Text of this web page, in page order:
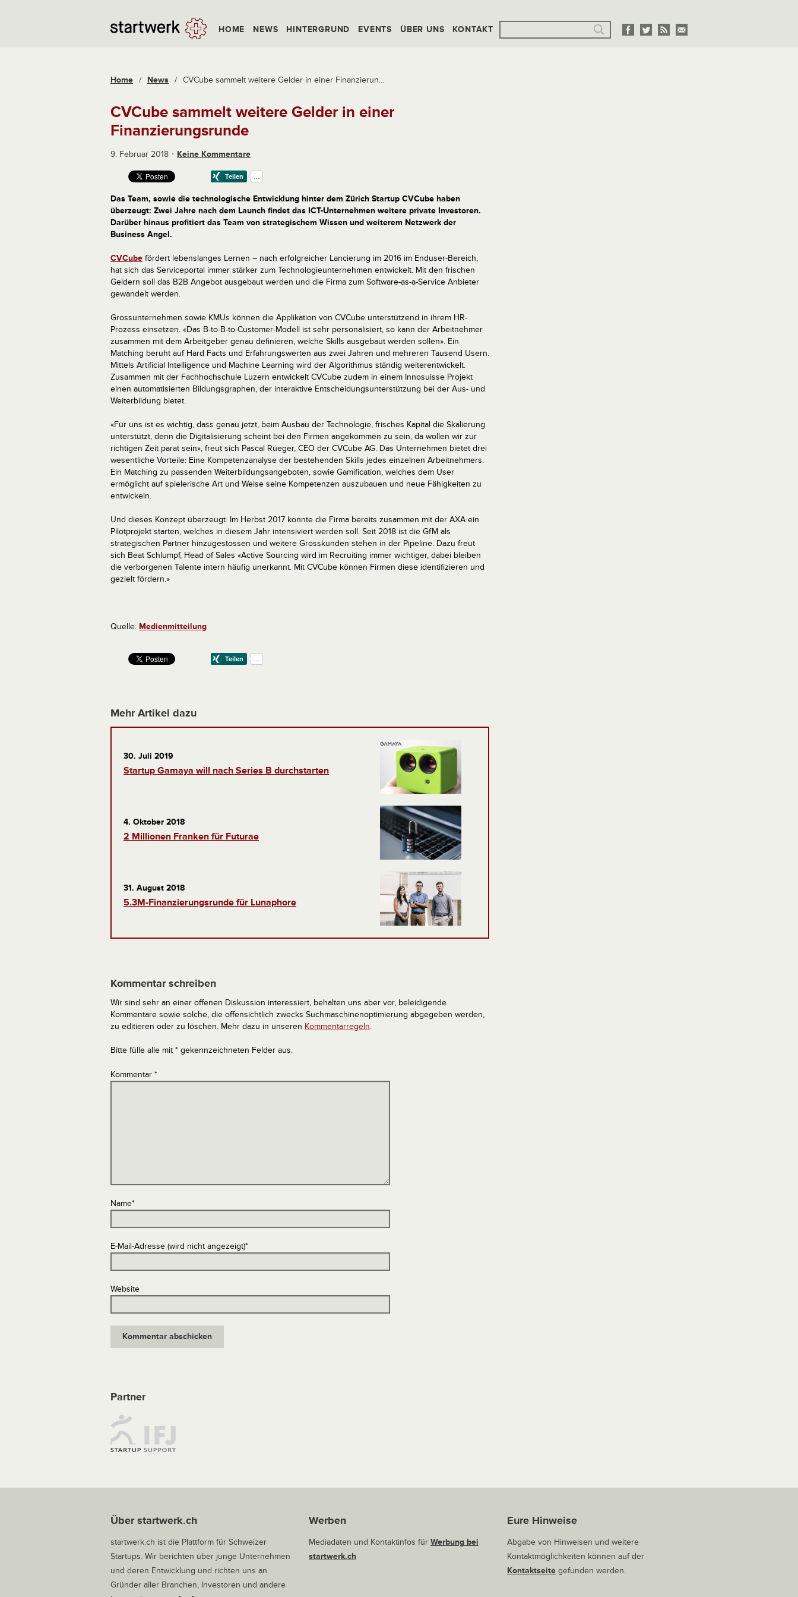
HOME NEWS HINTERGRUND EVENTS ÜBER UNS KONTAKT
Home / News / CVCube sammelt weitere Gelder in einer Finanzierun...
CVCube sammelt weitere Gelder in einer
Finanzierungsrunde
9. Februar 2018 Keine Kommentare
Das Team, sowie die technologische Entwicklung hinter dem Zürich Startup CVCube haben
überzeugt: Zwei Jahre nach dem Launch findet das ICT-Unternehmen weitere private Investoren.
Darüber hinaus profitiert das Team von strategischem Wissen und weiterem Netzwerk der
Business Angel.
CVCube fördert lebenslanges Lernen – nach erfolgreicher Lancierung im 2016 im Enduser-Bereich,
hat sich das Serviceportal immer stärker zum Technologieunternehmen entwickelt. Mit den frischen
Geldern soll das B2B Angebot ausgebaut werden und die Firma zum Software-as-a-Service Anbieter
gewandelt werden.
Grossunternehmen sowie KMUs können die Applikation von CVCube unterstützend in ihrem HR-
Prozess einsetzen. «Das B-to-B-to-Customer-Modell ist sehr personalisiert, so kann der Arbeitnehmer
zusammen mit dem Arbeitgeber genau definieren, welche Skills ausgebaut werden sollen». Ein
Matching beruht auf Hard Facts und Erfahrungswerten aus zwei Jahren und mehreren Tausend Usern.
Mittels Artificial Intelligence und Machine Learning wird der Algorithmus ständig weiterentwickelt.
Zusammen mit der Fachhochschule Luzern entwickelt CVCube zudem in einem Innosuisse Projekt
einen automatisierten Bildungsgraphen, der interaktive Entscheidungsunterstützung bei der Aus- und
Weiterbildung bietet.
«Für uns ist es wichtig, dass genau jetzt, beim Ausbau der Technologie, frisches Kapital die Skalierung
unterstützt, denn die Digitalisierung scheint bei den Firmen angekommen zu sein, da wollen wir zur
richtigen Zeit parat sein», freut sich Pascal Rüeger, CEO der CVCube AG. Das Unternehmen bietet drei
wesentliche Vorteile: Eine Kompetenzanalyse der bestehenden Skills jedes einzelnen Arbeitnehmers.
Ein Matching zu passenden Weiterbildungsangeboten, sowie Gamification, welches dem User
ermöglicht auf spielerische Art und Weise seine Kompetenzen auszubauen und neue Fähigkeiten zu
entwickeln.
Und dieses Konzept überzeugt: Im Herbst 2017 konnte die Firma bereits zusammen mit der AXA ein
Pilotprojekt starten, welches in diesem Jahr intensiviert werden soll. Seit 2018 ist die GfM als
strategischen Partner hinzugestossen und weitere Grosskunden stehen in der Pipeline. Dazu freut
sich Beat Schlumpf, Head of Sales «Active Sourcing wird im Recruiting immer wichtiger, dabei bleiben
die verborgenen Talente intern häufig unerkannt. Mit CVCube können Firmen diese identifizieren und
gezielt fördern.»
Quelle: Medienmitteilung
Mehr Artikel dazu
30. Juli 2019
Startup Gamaya will nach Series B durchstarten
4. Oktober 2018
2 Millionen Franken für Futurae
31. August 2018
5.3M-Finanzierungsrunde für Lunaphore
Kommentar schreiben
Wir sind sehr an einer offenen Diskussion interessiert, behalten uns aber vor, beleidigende
Kommentare sowie solche, die offensichtlich zwecks Suchmaschinenoptimierung abgegeben werden,
zu editieren oder zu löschen. Mehr dazu in unseren Kommentarregeln.
Bitte fülle alle mit * gekennzeichneten Felder aus.
Kommentar *
Name*
E-Mail-Adresse (wird nicht angezeigt)*
Website
Partner
Über startwerk.ch
startwerk.ch ist die Plattform für Schweizer
Startups. Wir berichten über junge Unternehmen
und deren Entwicklung und richten uns an
Gründer aller Branchen, Investoren und andere
Werben
Mediadaten und Kontaktinfos für Werbung bei
startwerk.ch
Eure Hinweise
Abgabe von Hinweisen und weitere
Kontaktmöglichkeiten können auf der
Kontaktseitegefunden werden.